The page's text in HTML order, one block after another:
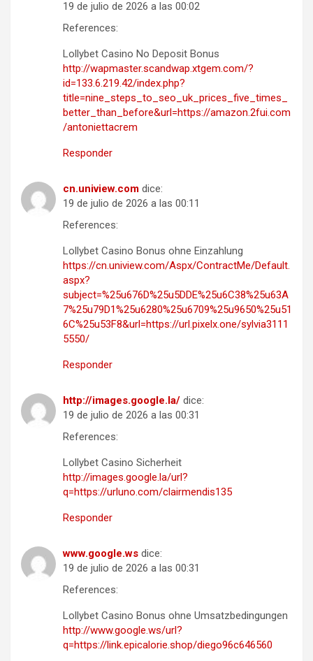
19 de julio de 2026 a las 00:02
References:
Lollybet Casino No Deposit Bonus
http://wapmaster.scandwap.xtgem.com/?
id=133.6.219.42/index.php?
title=nine_steps_to_seo_uk_prices_five_times_
better_than_before&url=https://amazon.2fui.com
/antoniettacrem
Responder
cn.uniview.com dice:
19 de julio de 2026 a las 00:11
References:
Lollybet Casino Bonus ohne Einzahlung
https://cn.uniview.com/Aspx/ContractMe/Default.
aspx?
subject=%25u676D%25u5DDE%25u6C38%25u63A
7%25u79D1%25u6280%25u6709%25u9650%25u51
6C%25u53F8&url=https://url.pixelx.one/sylvia3111
5550/
Responder
http://images.google.la/ dice:
19 de julio de 2026 a las 00:31
References:
Lollybet Casino Sicherheit
http://images.google.la/url?
q=https://urluno.com/clairmendis135
Responder
www.google.ws dice:
19 de julio de 2026 a las 00:31
References:
Lollybet Casino Bonus ohne Umsatzbedingungen
http://www.google.ws/url?
q=https://link.epicalorie.shop/diego96c646560